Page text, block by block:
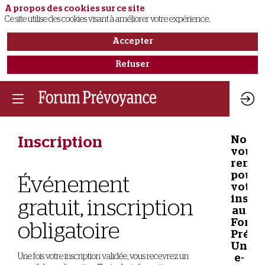
Inscription
Événement
gratuit, inscription
obligatoire
Une fois votre inscription validée, vous recevrez un
Nous
vous
pour
votre
au
Un
e-
A propos des cookies sur ce site
Ce site utilise des cookies visant à améliorer votre expérience.
Accepter
Refuser